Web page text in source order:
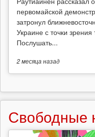
первомайской
затронул
Украине с точки
Послушать...
2 месяцаназад
Свободные